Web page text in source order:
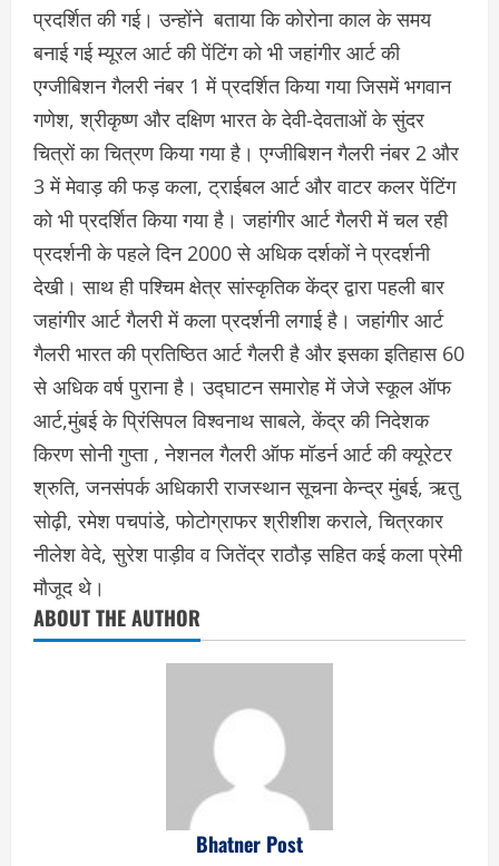
प्रदर्शित की गई। उन्होंने बताया कि कोरोना काल के समय
बनाई गई म्यूरल आर्ट की पेंटिंग को भी जहांगीर आर्ट की
एग्जीबिशन गैलरी नंबर 1 में प्रदर्शित किया गया जिसमें भगवान
गणेश, श्रीकृष्ण और दक्षिण भारत के देवी-देवताओं के सुंदर
चित्रों का चित्रण किया गया है। एग्जीबिशन गैलरी नंबर 2 और
3 में मेवाड़ की फड़ कला, ट्राईबल आर्ट और वाटर कलर पेंटिंग
को भी प्रदर्शित किया गया है। जहांगीर आर्ट गैलरी में चल रही
प्रदर्शनी के पहले दिन 2000 से अधिक दर्शकों ने प्रदर्शनी
देखी। साथ ही पश्चिम क्षेत्र सांस्कृतिक केंद्र द्वारा पहली बार
जहांगीर आर्ट गैलरी में कला प्रदर्शनी लगाई है। जहांगीर आर्ट
गैलरी भारत की प्रतिष्ठित आर्ट गैलरी है और इसका इतिहास 60
से अधिक वर्ष पुराना है। उद्घाटन समारोह में जेजे स्कूल ऑफ
आर्ट,मुंबई के प्रिंसिपल विश्वनाथ साबले, केंद्र की निदेशक
किरण सोनी गुप्ता , नेशनल गैलरी ऑफ मॉडर्न आर्ट की क्यूरेटर
श्रुति, जनसंपर्क अधिकारी राजस्थान सूचना केन्द्र मुंबई, ऋतु
सोढ़ी, रमेश पचपांडे, फोटोग्राफर श्रीशीश कराले, चित्रकार
नीलेश वेदे, सुरेश पाड़ीव व जितेंद्र राठौड़ सहित कई कला प्रेमी
मौजूद थे।
ABOUT THE AUTHOR
Bhatner Post